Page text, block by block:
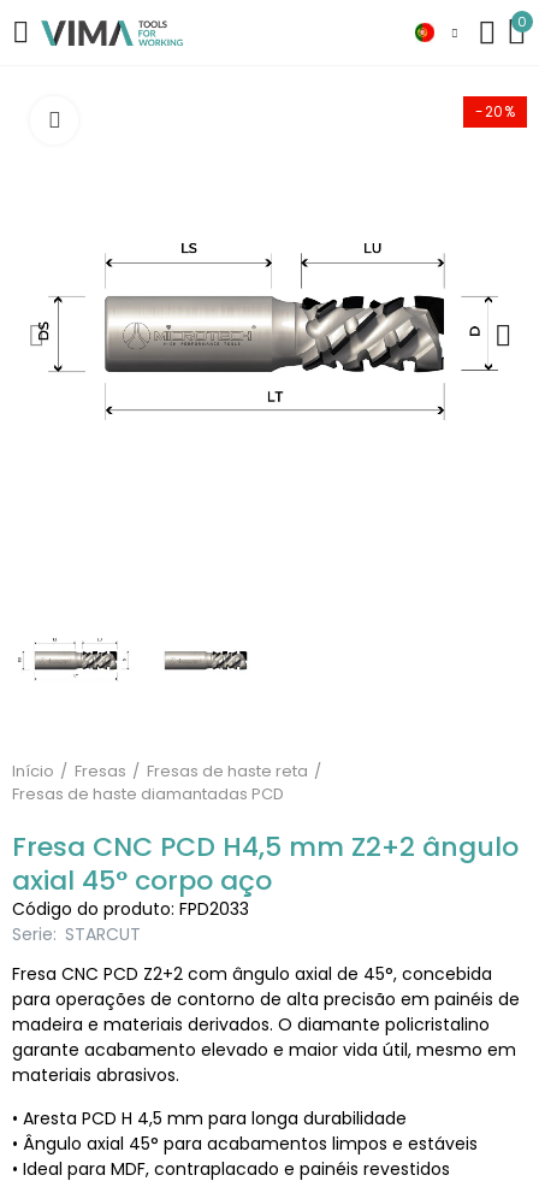
0
-20%
Início Fresas
Fresas de haste reta
Fresas de haste diamantadas PCD
Fresa CNC PCD H4,5 mm Z2+2 ângulo
axial 45° corpo aço
Código do produto: FPD2033
Serie: STARCUT
Fresa CNC PCD Z2+2 com ângulo axial de 45°, concebida
para operações de contorno de alta precisão em painéis de
madeira e materiais derivados. O diamante policristalino
garante acabamento elevado e maior vida útil, mesmo em
materiais abrasivos.
• Aresta PCD H 4,5 mm para longa durabilidade
• Ângulo axial 45° para acabamentos limpos e estáveis
• Ideal para MDF, contraplacado e painéis revestidos